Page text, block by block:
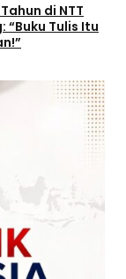
di NTT
“Buku Tulis Itu